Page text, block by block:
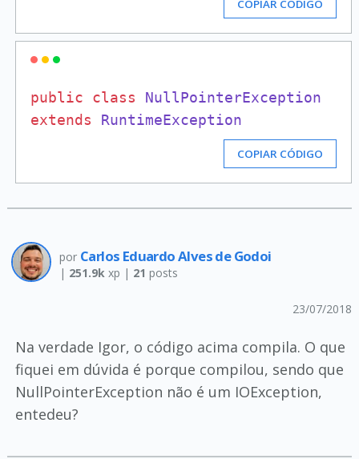
COPIAR CÓDIGO
public class
NullPointerException
extends
RuntimeException
COPIAR CÓDIGO
por Carlos Eduardo Alves de Godoi
| 251.9kxp | 21 posts
23/07/2018
Na verdade Igor, o código acima compila. O que
fiquei em dúvida é porque compilou, sendo que
NullPointerException não é um IOException,
entedeu?